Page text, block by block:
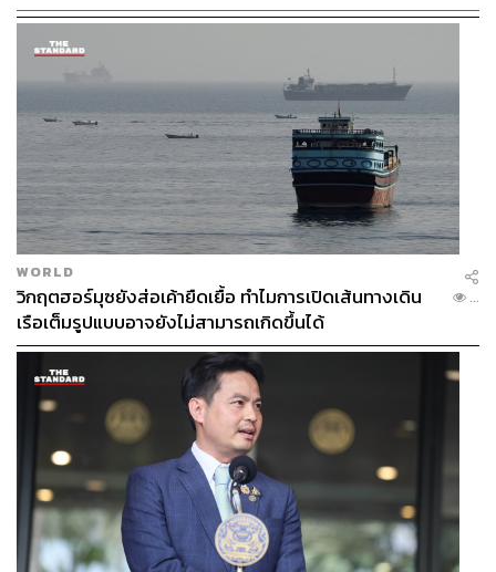
WORLD
วิกฤตฮอร์มุซยังส่อเค้ายืดเยื้อ ทำไมการเปิดเส้นทางเดิน
เรือเต็มรูปแบบอาจยังไม่สามารถเกิดขึ้นได้
...